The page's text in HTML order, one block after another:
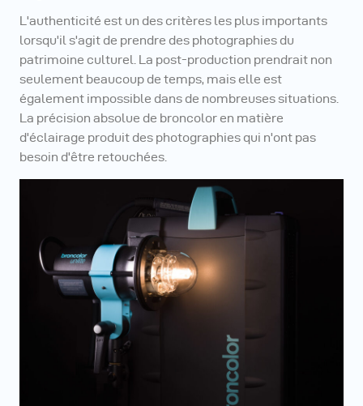
L'authenticité est un des critères les plus importants
lorsqu'il s'agit de prendre des photographies du
patrimoine culturel. La post-production prendrait non
seulement beaucoup de temps, mais elle est
également impossible dans de nombreuses situations.
La précision absolue de broncolor en matière
d'éclairage produit des photographies qui n'ont pas
besoin d'être retouchées.